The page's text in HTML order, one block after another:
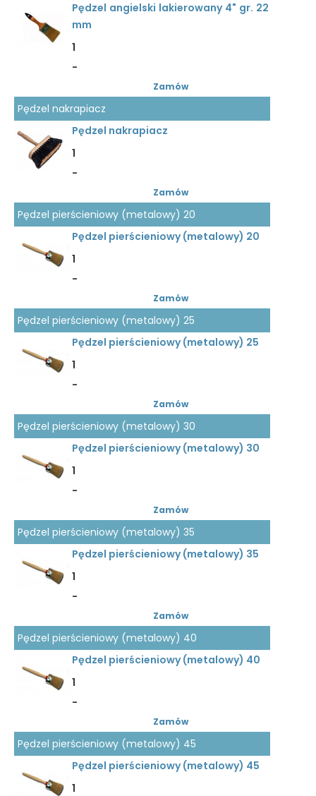
Pędzel angielski lakierowany 4" gr. 22
mm
1
-
Zamów
Pędzel nakrapiacz
Pędzel nakrapiacz
1
-
Zamów
Pędzel pierścieniowy (metalowy) 20
Pędzel pierścieniowy (metalowy) 20
1
-
Zamów
Pędzel pierścieniowy (metalowy) 25
Pędzel pierścieniowy (metalowy) 25
1
-
Zamów
Pędzel pierścieniowy (metalowy) 30
Pędzel pierścieniowy (metalowy) 30
1
-
Zamów
Pędzel pierścieniowy (metalowy) 35
Pędzel pierścieniowy (metalowy) 35
1
-
Zamów
Pędzel pierścieniowy (metalowy) 40
Pędzel pierścieniowy (metalowy) 40
1
-
Zamów
Pędzel pierścieniowy (metalowy) 45
Pędzel pierścieniowy (metalowy) 45
1